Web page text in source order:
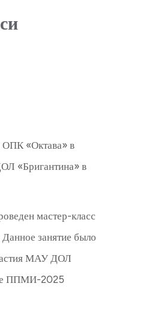
ОПК «Октава» в
«Бригантина» в
мастер-класс
занятие было
МАУ ДОЛ
ППМИ-2025